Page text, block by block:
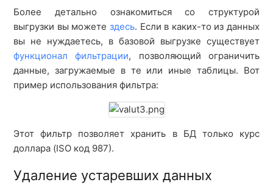
Более детально ознакомиться со структурой
выгрузки вы можете здесь. Если в каких-то из данных
вы не нуждаетесь, в базовой выгрузке существует
функционал фильтрации, позволяющий ограничить
данные, загружаемые в те или иные таблицы. Вот
пример использования фильтра:
Этот фильтр позволяет хранить в БД только курс
доллара (ISO код 987).
Удаление устаревших данных